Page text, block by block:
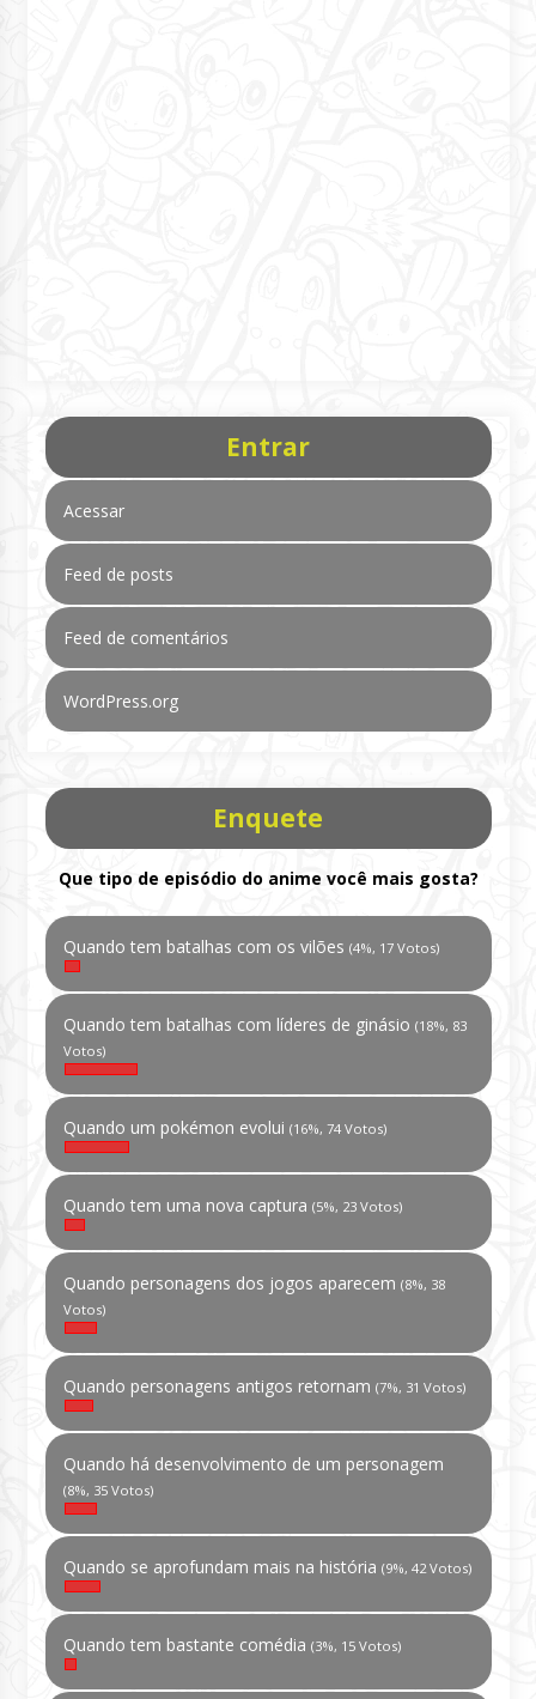
Entrar
Acessar
Feed de posts
Feed de comentários
WordPress.org
Enquete
Que tipo de episódio do anime você mais gosta?
Quando tem batalhas com os vilões (4%, 17 Votos)
Quando tem batalhas com líderes de ginásio (18%, 83
Votos)
Quando um pokémon evolui (16%, 74 Votos)
Quando tem uma nova captura (5%, 23 Votos)
Quando personagens dos jogos aparecem (8%, 38
Votos)
Quando personagens antigos retornam (7%, 31 Votos)
Quando há desenvolvimento de um personagem
(8%, 35 Votos)
Quando se aprofundam mais na história (9%, 42 Votos)
Quando tem bastante comédia (3%, 15 Votos)